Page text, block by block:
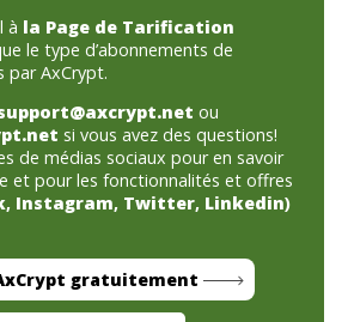
à la Page de Tarification
le type d’abonnements de
par AxCrypt.
ou
si vous avez des questions!
de médias sociaux pour en savoir
et pour les fonctionnalités et offres
, Instagram, Twitter, Linkedin)
gratuitement